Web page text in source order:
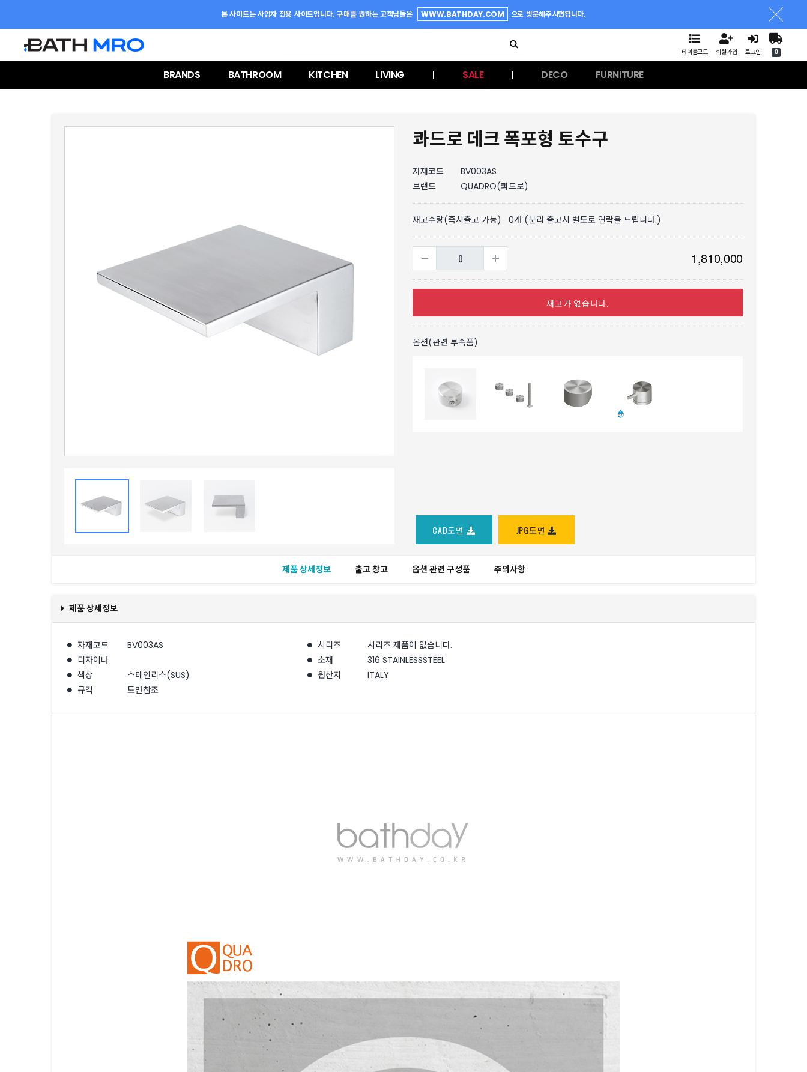
본 사이트는 사업자 전용 사이트입니다. 구매를 원하는 고객님들은 WWW.BATHDAY.COM 으로 방문해주시면됩니다.
테이블모드 회원가입 로그인 0
BRANDS BATHROOM KITCHEN LIVING | SALE | DECO FURNITURE
콰드로 데크 폭포형 토수구
자재코드
BV003AS
브랜드
QUADRO(콰드로)
재고수량(즉시출고 가능) 0개 (분리 출고시 별도로 연락을 드립니다.)
1,810,000
재고가 없습니다.
옵션(관련 부속품)
CAD도면 JPG도면
제품 상세정보 출고 창고 옵션 관련 구성품 주의사항
제품 상세정보
자재코드 BV003AS 시리즈
시리즈 제품이 없습니다.
디자이너
소재
316 STAINLESSSTEEL
색상
스테인리스(SUS) 원산지
ITALY
규격
도면참조